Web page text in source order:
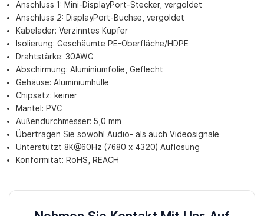
Anschluss 1: Mini-DisplayPort-Stecker, vergoldet
Anschluss 2: DisplayPort-Buchse, vergoldet
Kabelader: Verzinntes Kupfer
Isolierung: Geschäumte PE-Oberfläche/HDPE
Drahtstärke: 30AWG
Abschirmung: Aluminiumfolie, Geflecht
Gehäuse: Aluminiumhülle
Chipsatz: keiner
Mantel: PVC
Außendurchmesser: 5,0 mm
Übertragen Sie sowohl Audio- als auch Videosignale
Unterstützt 8K@60Hz (7680 x 4320) Auflösung
Konformität: RoHS, REACH